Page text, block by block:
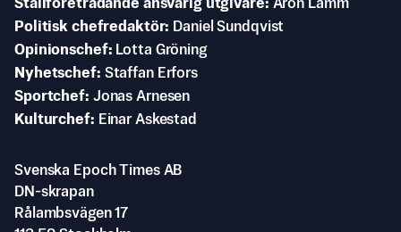
Ställföreträdande ansvarig utgivare Aron Lamm
Politisk chefredaktör
Daniel Sundqvist
Opinionschef
Lotta Gröning
Nyhetschef Staffan Erfors
Sportchef Jonas Arnesen
Kulturchef
Einar Askestad
Svenska Epoch Times AB
DN-skrapan
Rålambsvägen 17